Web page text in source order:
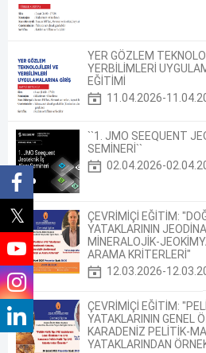
YER GÖZLEM
YERBİLİMLERİ
EĞİTİMİ
11.04.2026-
``1. JMO SEEQUENT
SEMİNERİ``
02.04.2026-
ÇEVRİMİÇİ EĞİTİM:
YATAKLARININ
MİNERALOJİK-
ARAMA KRİTERLERİ"
12.03.2026-
ÇEVRİMİÇİ EĞİTİM:
YATAKLARININ GENEL
KARADENİZ PELİTİK-
YATAKLARINDAN